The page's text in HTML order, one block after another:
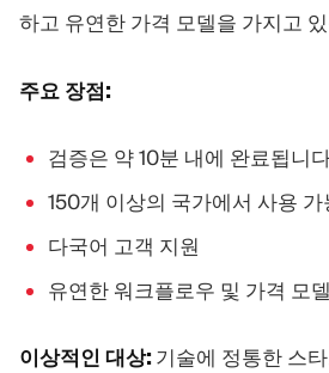
하고 유연한 가격 모델을 가지고
주요 장점:
검증은 약 10분 내에 완료됩니
150개 이상의 국가에서 사용 가
다국어 고객 지원
유연한 워크플로우 및 가격 모델
이상적인 대상:기술에 정통한 스